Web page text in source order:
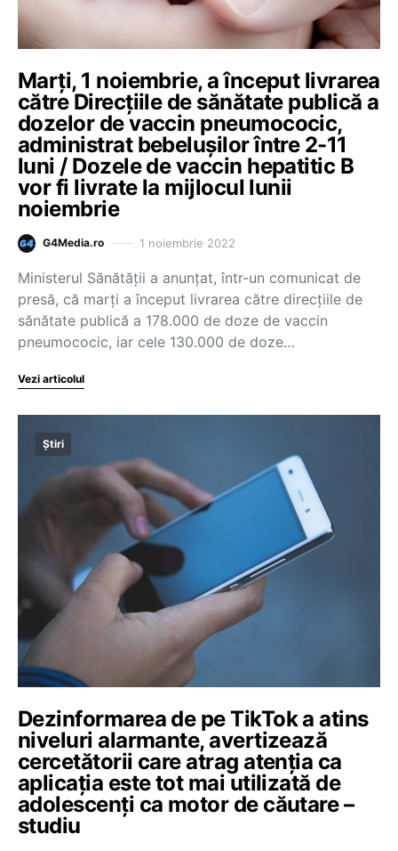
Marți, 1 noiembrie, a început livrarea
către Direcțiile de sănătate publică a
dozelor de vaccin pneumococic,
administrat bebelușilor între 2-11
luni / Dozele de vaccin hepatitic B
vor fi livrate la mijlocul lunii
noiembrie
G4Media.ro 1 noiembrie 2022
Ministerul Sănătății a anunțat, într-un comunicat de
presă, că marți a început livrarea către direcțiile de
sănătate publică a 178.000 de doze de vaccin
pneumococic, iar cele 130.000 de doze…
Vezi articolul
Știri
Dezinformarea de pe TikTok a atins
niveluri alarmante, avertizează
cercetătorii care atrag atenția ca
aplicația este tot mai utilizată de
adolescenți ca motor de căutare –
studiu